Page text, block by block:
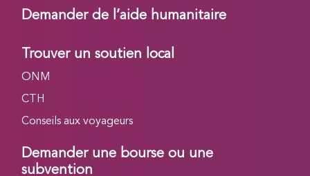
Demander de l’aide humanitaire
Trouver un soutien local
ONM
CTH
Conseils aux voyageurs
Demander une bourse ou une
subvention